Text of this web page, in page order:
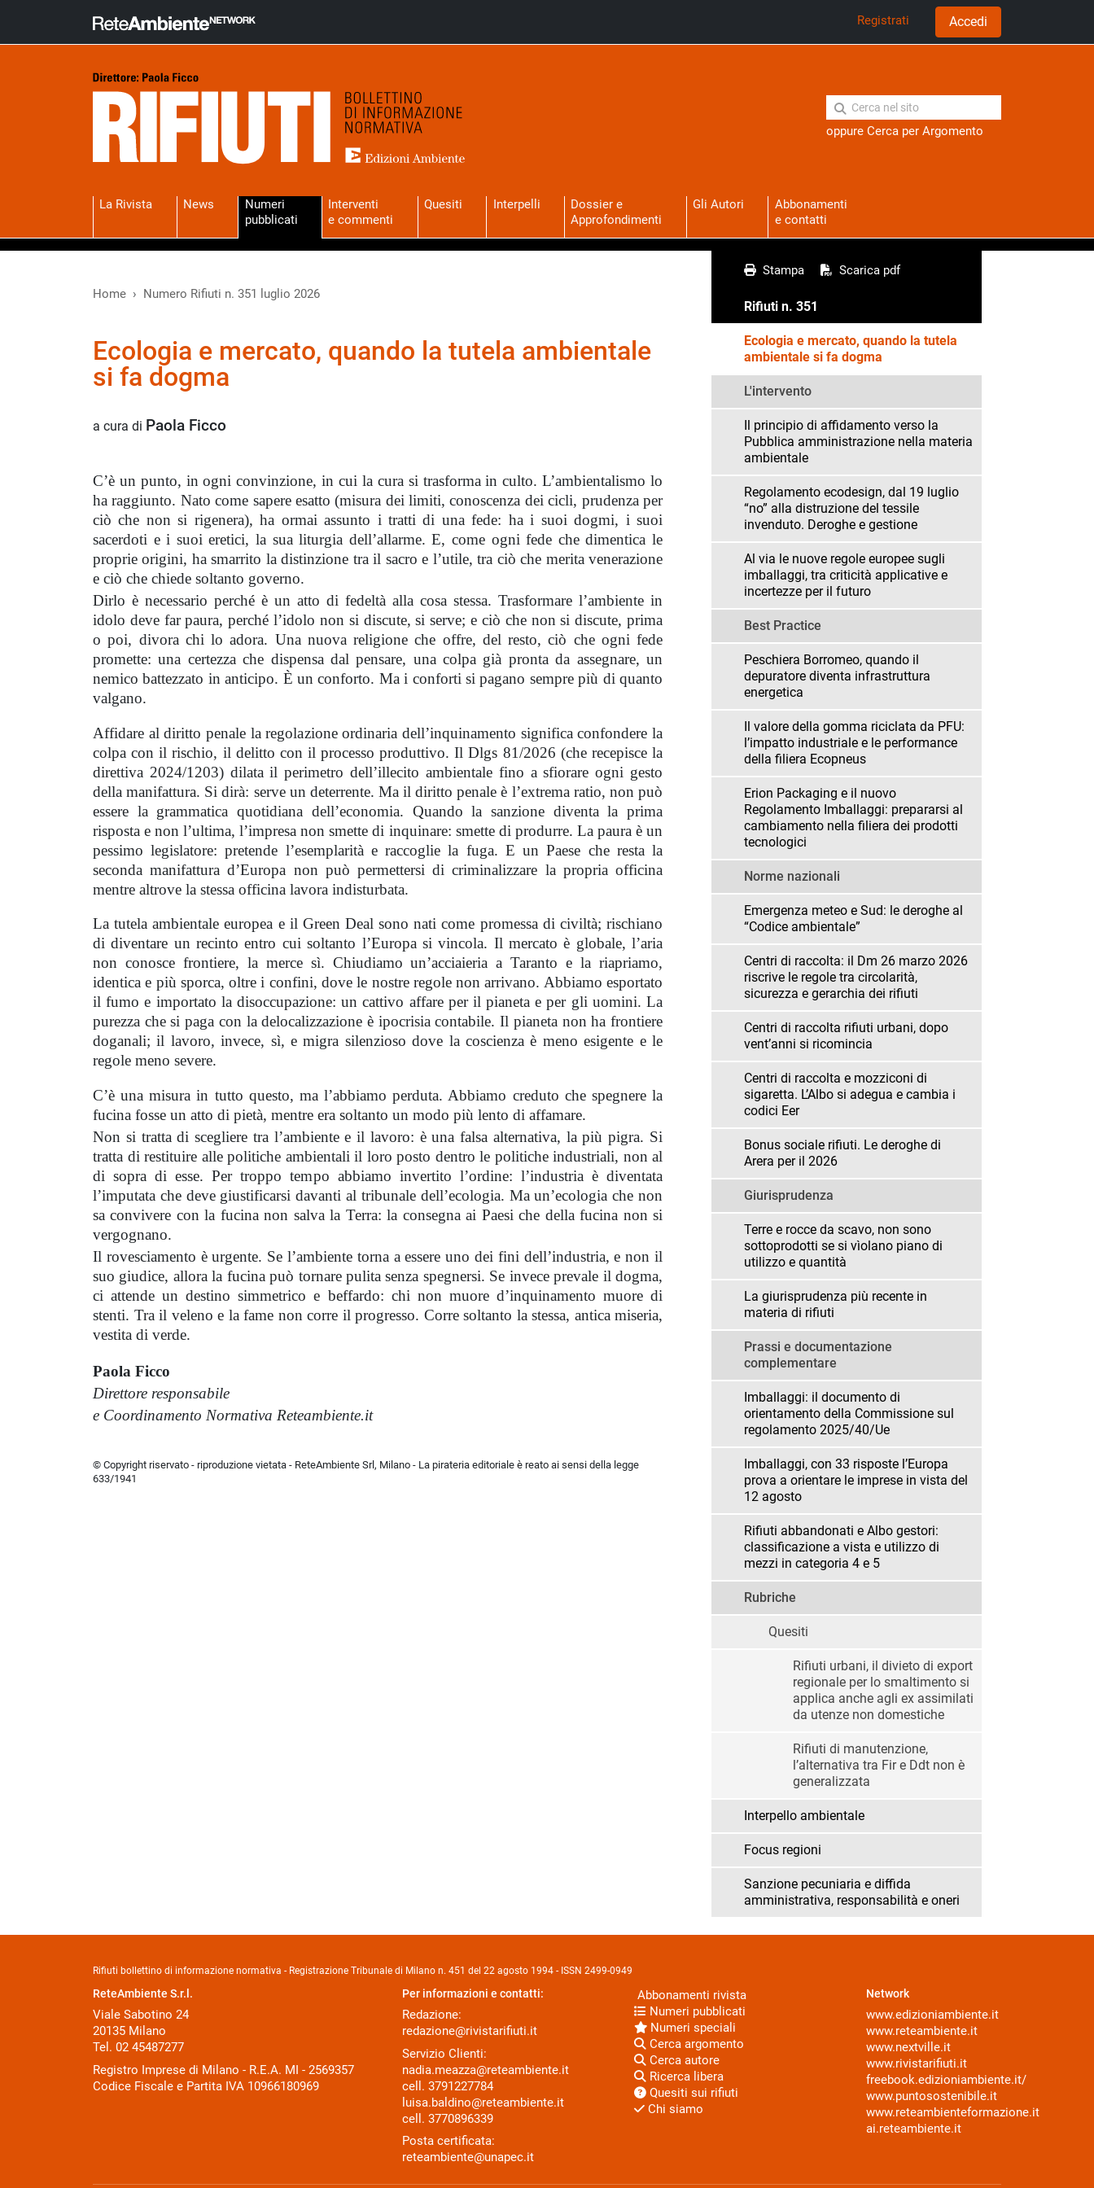
Registrati Accedi
oppure Cerca per Argomento
La Rivista News
Numeri
pubblicati
Interventi
e commenti
Quesiti Interpelli
Dossier e
Approfondimenti
Gli Autori
Abbonamenti
e contatti
Home Numero Rifiuti n. 351 luglio 2026
Ecologia e mercato, quando la tutela ambientale
si fa dogma
a cura di Paola Ficco
C’è un punto, in ogni convinzione, in cui la cura si trasforma in culto. L’ambientalismo lo
ha raggiunto. Nato come sapere esatto (misura dei limiti, conoscenza dei cicli, prudenza per
ciò che non si rigenera), ha ormai assunto i tratti di una fede: ha i suoi dogmi, i suoi
sacerdoti e i suoi eretici, la sua liturgia dell’allarme. E, come ogni fede che dimentica le
proprie origini, ha smarrito la distinzione tra il sacro e l’utile, tra ciò che merita venerazione
e ciò che chiede soltanto governo.
Dirlo è necessario perché è un atto di fedeltà alla cosa stessa. Trasformare l’ambiente in
idolo deve far paura, perché l’idolo non si discute, si serve; e ciò che non si discute, prima
o poi, divora chi lo adora. Una nuova religione che offre, del resto, ciò che ogni fede
promette: una certezza che dispensa dal pensare, una colpa già pronta da assegnare, un
nemico battezzato in anticipo. È un conforto. Ma i conforti si pagano sempre più di quanto
valgano.
Affidare al diritto penale la regolazione ordinaria dell’inquinamento significa confondere la
colpa con il rischio, il delitto con il processo produttivo. Il Dlgs 81/2026 (che recepisce la
direttiva 2024/1203) dilata il perimetro dell’illecito ambientale fino a sfiorare ogni gesto
della manifattura. Si dirà: serve un deterrente. Ma il diritto penale è l’extrema ratio, non può
essere la grammatica quotidiana dell’economia. Quando la sanzione diventa la prima
risposta e non l’ultima, l’impresa non smette di inquinare: smette di produrre. La paura è un
pessimo legislatore: pretende l’esemplarità e raccoglie la fuga. E un Paese che resta la
seconda manifattura d’Europa non può permettersi di criminalizzare la propria officina
mentre altrove la stessa officina lavora indisturbata.
La tutela ambientale europea e il Green Deal sono nati come promessa di civiltà; rischiano
di diventare un recinto entro cui soltanto l’Europa si vincola. Il mercato è globale, l’aria
non conosce frontiere, la merce sì. Chiudiamo un’acciaieria a Taranto e la riapriamo,
identica e più sporca, oltre i confini, dove le nostre regole non arrivano. Abbiamo esportato
il fumo e importato la disoccupazione: un cattivo affare per il pianeta e per gli uomini. La
purezza che si paga con la delocalizzazione è ipocrisia contabile. Il pianeta non ha frontiere
doganali; il lavoro, invece, sì, e migra silenzioso dove la coscienza è meno esigente e le
regole meno severe.
C’è una misura in tutto questo, ma l’abbiamo perduta. Abbiamo creduto che spegnere la
fucina fosse un atto di pietà, mentre era soltanto un modo più lento di affamare.
Non si tratta di scegliere tra l’ambiente e il lavoro: è una falsa alternativa, la più pigra. Si
tratta di restituire alle politiche ambientali il loro posto dentro le politiche industriali, non al
di sopra di esse. Per troppo tempo abbiamo invertito l’ordine: l’industria è diventata
l’imputata che deve giustificarsi davanti al tribunale dell’ecologia. Ma un’ecologia che non
sa convivere con la fucina non salva la Terra: la consegna ai Paesi che della fucina non si
vergognano.
Il rovesciamento è urgente. Se l’ambiente torna a essere uno dei fini dell’industria, e non il
suo giudice, allora la fucina può tornare pulita senza spegnersi. Se invece prevale il dogma,
ci attende un destino simmetrico e beffardo: chi non muore d’inquinamento muore di
stenti. Tra il veleno e la fame non corre il progresso. Corre soltanto la stessa, antica miseria,
vestita di verde.
Paola Ficco
Direttore responsabile
e Coordinamento Normativa Reteambiente.it
© Copyright riservato - riproduzione vietata - ReteAmbiente Srl, Milano - La pirateria editoriale è reato ai sensi della legge
633/1941
Stampa Scarica pdf
Rifiuti n. 351
Ecologia e mercato, quando la tutela
ambientale si fa dogma
L'intervento
Il principio di affidamento verso la
Pubblica amministrazione nella materia
ambientale
Regolamento ecodesign, dal 19 luglio
“no” alla distruzione del tessile
invenduto. Deroghe e gestione
Al via le nuove regole europee sugli
imballaggi, tra criticità applicative e
incertezze per il futuro
Best Practice
Peschiera Borromeo, quando il
depuratore diventa infrastruttura
energetica
Il valore della gomma riciclata da PFU:
l’impatto industriale e le performance
della filiera Ecopneus
Erion Packaging e il nuovo
Regolamento Imballaggi: prepararsi al
cambiamento nella filiera dei prodotti
tecnologici
Norme nazionali
Emergenza meteo e Sud: le deroghe al
“Codice ambientale”
Centri di raccolta: il Dm 26 marzo 2026
riscrive le regole tra circolarità,
sicurezza e gerarchia dei rifiuti
Centri di raccolta rifiuti urbani, dopo
vent’anni si ricomincia
Centri di raccolta e mozziconi di
sigaretta. L’Albo si adegua e cambia i
codici Eer
Bonus sociale rifiuti. Le deroghe di
Arera per il 2026
Giurisprudenza
Terre e rocce da scavo, non sono
sottoprodotti se si vìolano piano di
utilizzo e quantità
La giurisprudenza più recente in
materia di rifiuti
Prassi e documentazione
complementare
Imballaggi: il documento di
orientamento della Commissione sul
regolamento 2025/40/Ue
Imballaggi, con 33 risposte l’Europa
prova a orientare le imprese in vista del
12 agosto
Rifiuti abbandonati e Albo gestori:
classificazione a vista e utilizzo di
mezzi in categoria 4 e 5
Rubriche
Quesiti
Rifiuti urbani, il divieto di export
regionale per lo smaltimento si
applica anche agli ex assimilati
da utenze non domestiche
Rifiuti di manutenzione,
l’alternativa tra Fir e Ddt non è
generalizzata
Interpello ambientale
Focus regioni
Sanzione pecuniaria e diffida
amministrativa, responsabilità e oneri
Rifiuti bollettino di informazione normativa - Registrazione Tribunale di Milano n. 451 del 22 agosto 1994 - ISSN 2499-0949
ReteAmbiente S.r.l.
Viale Sabotino 24
20135 Milano
Tel. 02 45487277
Registro Imprese di Milano - R.E.A. MI - 2569357
Codice Fiscale e Partita IVA 10966180969
Per informazioni e contatti:
Redazione:
redazione@rivistarifiuti.it
Servizio Clienti:
nadia.meazza@reteambiente.it
cell. 3791227784
luisa.baldino@reteambiente.it
cell. 3770896339
Posta certificata:
reteambiente@unapec.it
Abbonamenti rivista
Numeri pubblicati
Numeri speciali
Cerca argomento
Cerca autore
Ricerca libera
Quesiti sui rifiuti
Chi siamo
Network
www.edizioniambiente.it
www.reteambiente.it
www.nextville.it
www.rivistarifiuti.it
freebook.edizioniambiente.it/
www.puntosostenibile.it
www.reteambienteformazione.it
ai.reteambiente.it